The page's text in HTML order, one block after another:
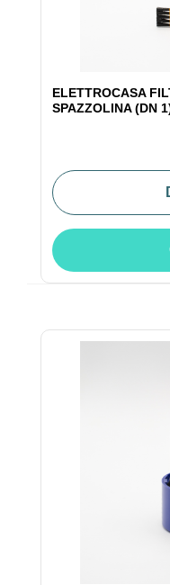
ELETTROCASA
SPAZZOLINA (DN